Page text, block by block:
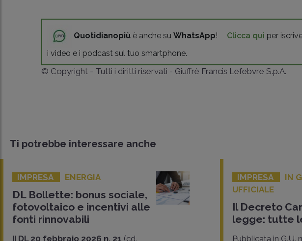
Quotidianopiù è anche suWhatsApp! Clicca qui per
i video e i podcast sul tuo smartphone.
© Copyright - Tutti i diritti riservati - Giuffrè Francis Lefebvre S.p.A.
Ti potrebbe interessare anche
IMPRESA ENERGIA
DL Bollette: bonus sociale,
fotovoltaico e incentivi alle
fonti rinnovabili
Il DL 20 febbraio 2026 n. 21 (cd.
IMPRESA
IN
UFFICIALE
Il Decreto
legge: tutte
Pubblicata in G.U.